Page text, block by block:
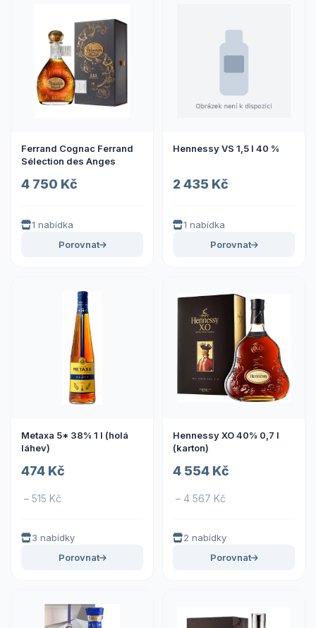
Ferrand Cognac Ferrand
Sélection des Anges
4 750 Kč
1 nabídka
Porovnat
Hennessy VS 1,5 l 40 %
2 435 Kč
1 nabídka
Porovnat
Metaxa 5* 38% 1 l (holá
láhev)
474 Kč
– 515 Kč
3 nabídky
Porovnat
Hennessy XO 40% 0,7 l
(karton)
4 554 Kč
– 4 567 Kč
2 nabídky
Porovnat